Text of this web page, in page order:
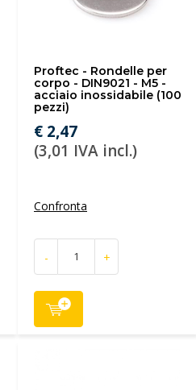
Proftec - Rondelle per
corpo - DIN9021 - M5 -
acciaio inossidabile (100
pezzi)
€ 2,47
(3,01 IVA incl.)
Confronta
- +